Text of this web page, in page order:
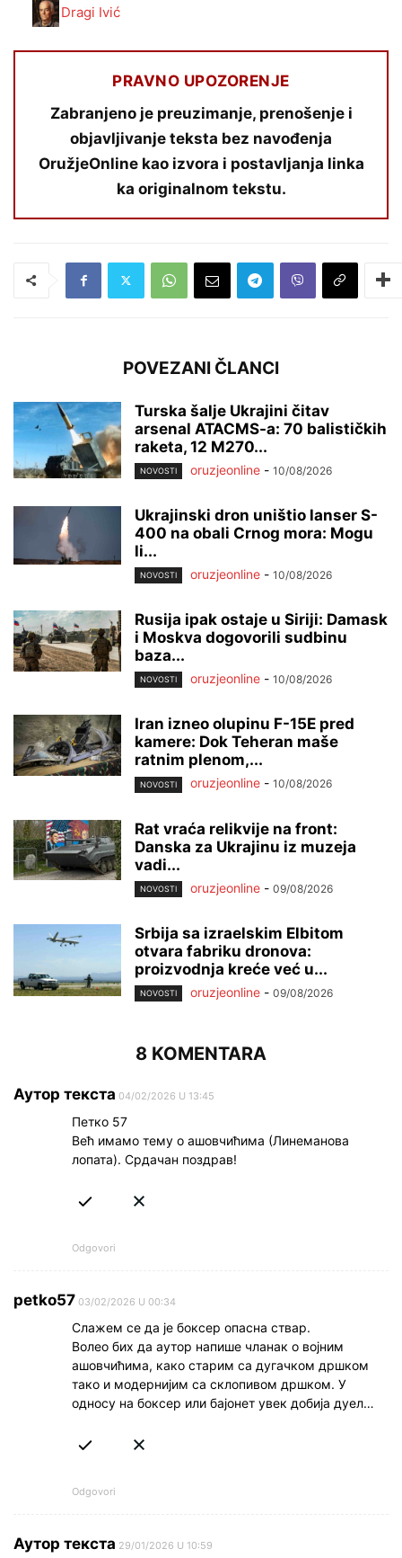
Dragi Ivić
PRAVNO UPOZORENJE
Zabranjeno je preuzimanje, prenošenje i
objavljivanje teksta bez navođenja
OružjeOnline kao izvora i postavljanja linka
ka originalnom tekstu.
POVEZANI ČLANCI
Turska šalje Ukrajini čitav
arsenal ATACMS-a: 70 balističkih
raketa, 12 M270...
NOVOSTI oruzjeonline - 10/08/2026
Ukrajinski dron uništio lanser S-
400 na obali Crnog mora: Mogu
li...
NOVOSTI oruzjeonline - 10/08/2026
Rusija ipak ostaje u Siriji: Damask
i Moskva dogovorili sudbinu
baza...
NOVOSTI oruzjeonline - 10/08/2026
Iran izneo olupinu F-15E pred
kamere: Dok Teheran maše
ratnim plenom,...
NOVOSTI oruzjeonline - 10/08/2026
Rat vraća relikvije na front:
Danska za Ukrajinu iz muzeja
vadi...
NOVOSTI oruzjeonline - 09/08/2026
Srbija sa izraelskim Elbitom
otvara fabriku dronova:
proizvodnja kreće već u...
NOVOSTI oruzjeonline - 09/08/2026
8 KOMENTARA
Аутор текста 04/02/2026 U 13:45
Петко 57
Већ имамо тему о ашовчићима (Линеманова
лопата). Срдачан поздрав!
Odgovori
petko57 03/02/2026 U 00:34
Слажем се да је боксер опасна ствар.
Волео бих да аутор напише чланак о војним
ашовчићима, како старим са дугачком дршком
тако и модернијим са склопивом дршком. У
односу на боксер или бајонет увек добија дуел…
Odgovori
Аутор текста 29/01/2026 U 10:59